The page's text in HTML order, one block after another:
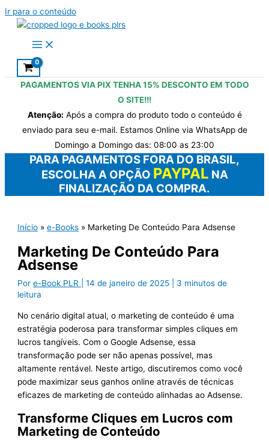
Ir para o conteúdo
PAGAMENTOS VIA PIX TENHA 15% DESCONTO EM TODO
O SITE!!!
Atenção: Após a compra do produto todo o conteúdo é
enviado para seu e-mail. Estamos Online via WhatsApp de
Domingo a Domingo das: 08:00 as 23:00
PARA PAGAMENTOS FORA DO BRASIL,
ESCOLHA A OPÇÃO PAYPAL NA
FINALIZAÇÃO DA COMPRA.
Início e-Books Marketing De Conteúdo Para Adsense
Marketing De Conteúdo Para
Adsense
Pore-Book PLR |14 de janeiro de 2025
3 minutos de
leitura
No cenário digital atual, o marketing de conteúdo é uma
estratégia poderosa para transformar simples cliques em
lucros tangíveis. Com o Google Adsense, essa
transformação pode ser não apenas possível, mas
altamente rentável. Neste artigo, discutiremos como você
pode maximizar seus ganhos online através de técnicas
eficazes de marketing de conteúdo alinhadas ao Adsense.
Transforme Cliques em Lucros com
Marketing de Conteúdo